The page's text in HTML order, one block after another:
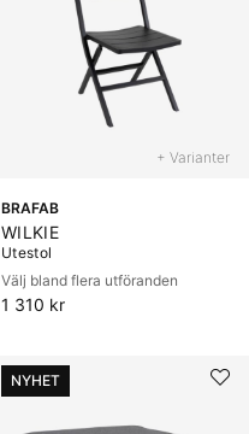
+ Varianter
BRAFAB
WILKIE
Utestol
Välj bland flera utföranden
1 310 kr
NYHET